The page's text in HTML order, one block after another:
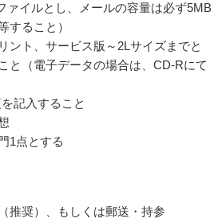
イルとし、メールの容量は必ず5MB
すること）
ト、サービス版～2Lサイズまでと
と（電子データの場合は、CD-Rにて
記入すること
1点とする
推奨）、もしくは郵送・持参